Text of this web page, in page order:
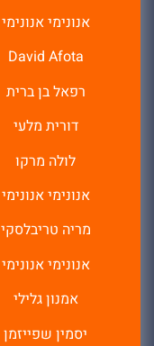
אנונימי אנונימי
David Afota
רפאל בן ברית
דורית מלעי
לולה מרקו
אנונימי אנונימי
מריה טריבלסקי
אנונימי אנונימי
אמנון גלילי
יסמין שפייזמן